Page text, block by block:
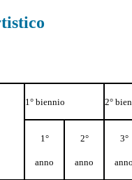
1° biennio 2°
1°
anno
2°
anno
3°